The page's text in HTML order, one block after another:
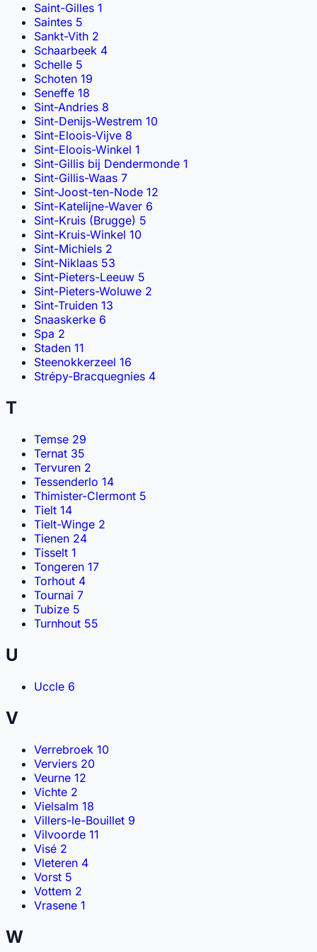
Saint-Gilles 1
Saintes 5
Sankt-Vith 2
Schaarbeek 4
Schelle 5
Schoten 19
Seneffe 18
Sint-Andries 8
Sint-Denijs-Westrem 10
Sint-Eloois-Vijve 8
Sint-Eloois-Winkel 1
Sint-Gillis bij Dendermonde 1
Sint-Gillis-Waas 7
Sint-Joost-ten-Node 12
Sint-Katelijne-Waver 6
Sint-Kruis (Brugge) 5
Sint-Kruis-Winkel 10
Sint-Michiels 2
Sint-Niklaas 53
Sint-Pieters-Leeuw 5
Sint-Pieters-Woluwe 2
Sint-Truiden 13
Snaaskerke 6
Spa 2
Staden 11
Steenokkerzeel 16
Strépy-Bracquegnies 4
T
Temse 29
Ternat 35
Tervuren 2
Tessenderlo 14
Thimister-Clermont 5
Tielt 14
Tielt-Winge 2
Tienen 24
Tisselt 1
Tongeren 17
Torhout 4
Tournai 7
Tubize 5
Turnhout 55
U
Uccle 6
V
Verrebroek 10
Verviers 20
Veurne 12
Vichte 2
Vielsalm 18
Villers-le-Bouillet 9
Vilvoorde 11
Visé 2
Vleteren 4
Vorst 5
Vottem 2
Vrasene 1
W